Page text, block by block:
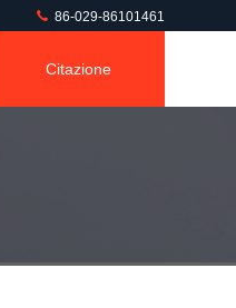
86-029-86101461
Citazione